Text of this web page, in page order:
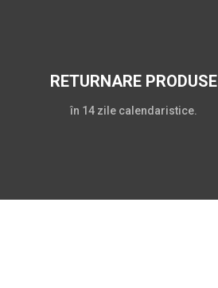
RETURNARE PRODUSE
în 14 zile calendaristice.